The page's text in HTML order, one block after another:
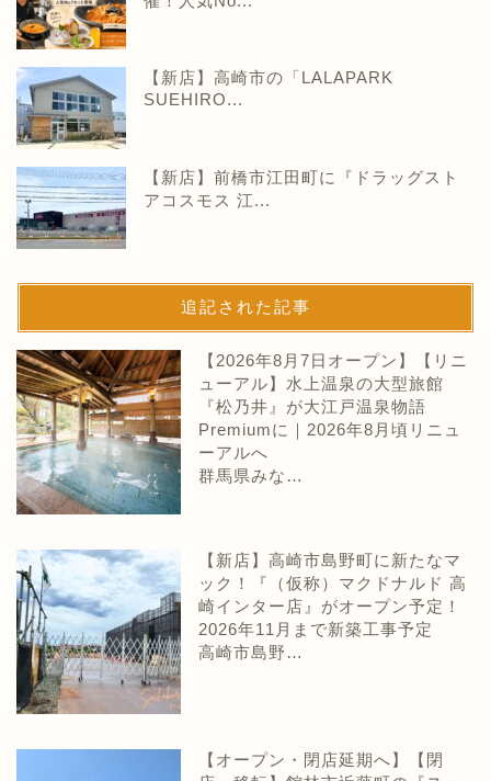
【新店】高崎市の「LALAPARK
SUEHIRO...
【新店】前橋市江田町に『ドラッグスト
アコスモス 江...
追記された記事
【2026年8月7日オープン】【リニ
ューアル】水上温泉の大型旅館
『松乃井』が大江戸温泉物語
Premiumに｜2026年8月頃リニュ
ーアルへ
群馬県みな…
【新店】高崎市島野町に新たなマ
ック！『（仮称）マクドナルド 高
崎インター店』がオープン予定！
2026年11月まで新築工事予定
高崎市島野…
【オープン・閉店延期へ】【閉